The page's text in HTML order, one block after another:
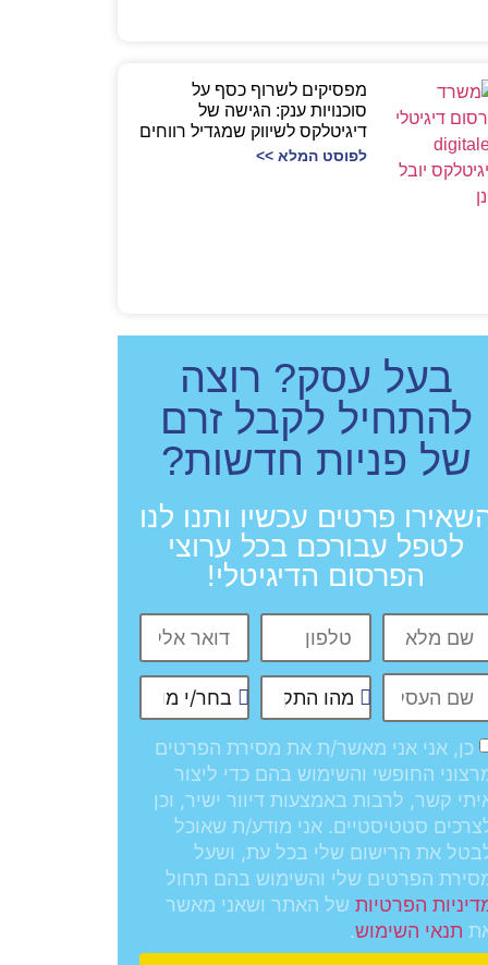
מפסיקים לשרוף כסף על
סוכנויות ענק: הגישה של
דיגיטלקס לשיווק שמגדיל רווחים
לפוסט המלא >>
בעל עסק? רוצה
להתחיל לקבל זרם
של פניות חדשות?
פרטים עכשיו ותנו לנו
לטפל עבורכם בכל ערוצי
הפרסום הדיגיטלי!
כן, אני אני מאשר/ת את מסירת הפרטים
החופשי והשימוש בהם כדי ליצור
קשר, לרבות באמצעות דיוור ישיר, וכן
סטטיסטיים. אני מודע/ת שאוכל
את הרישום שלי בכל עת, ושעל
הפרטים שלי והשימוש בהם תחול
הפרטיות של האתר ושאני מאשר
תנאי השימוש.